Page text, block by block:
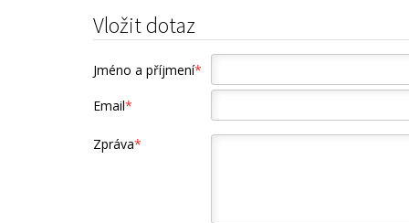
Vložit dotaz
Jméno a příjmení*
Email*
Zpráva*